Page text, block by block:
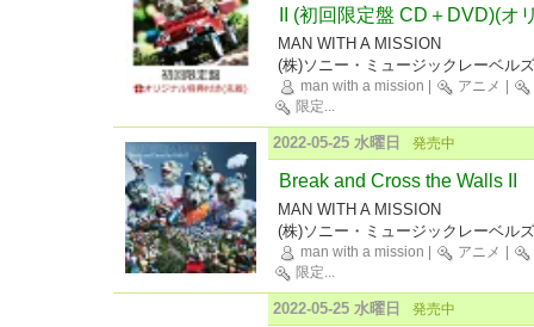
II (初回限定盤 CD＋DVD)(オ
MAN WITH A MISSION
(株)ソニー・ミュージックレーベルズ
man with a mission アニメ
限定...
2022-05-25 水曜日 発売中
Break and Cross the Walls II
MAN WITH A MISSION
(株)ソニー・ミュージックレーベルズ
man with a mission アニメ
限定...
2022-05-25 水曜日 発売中